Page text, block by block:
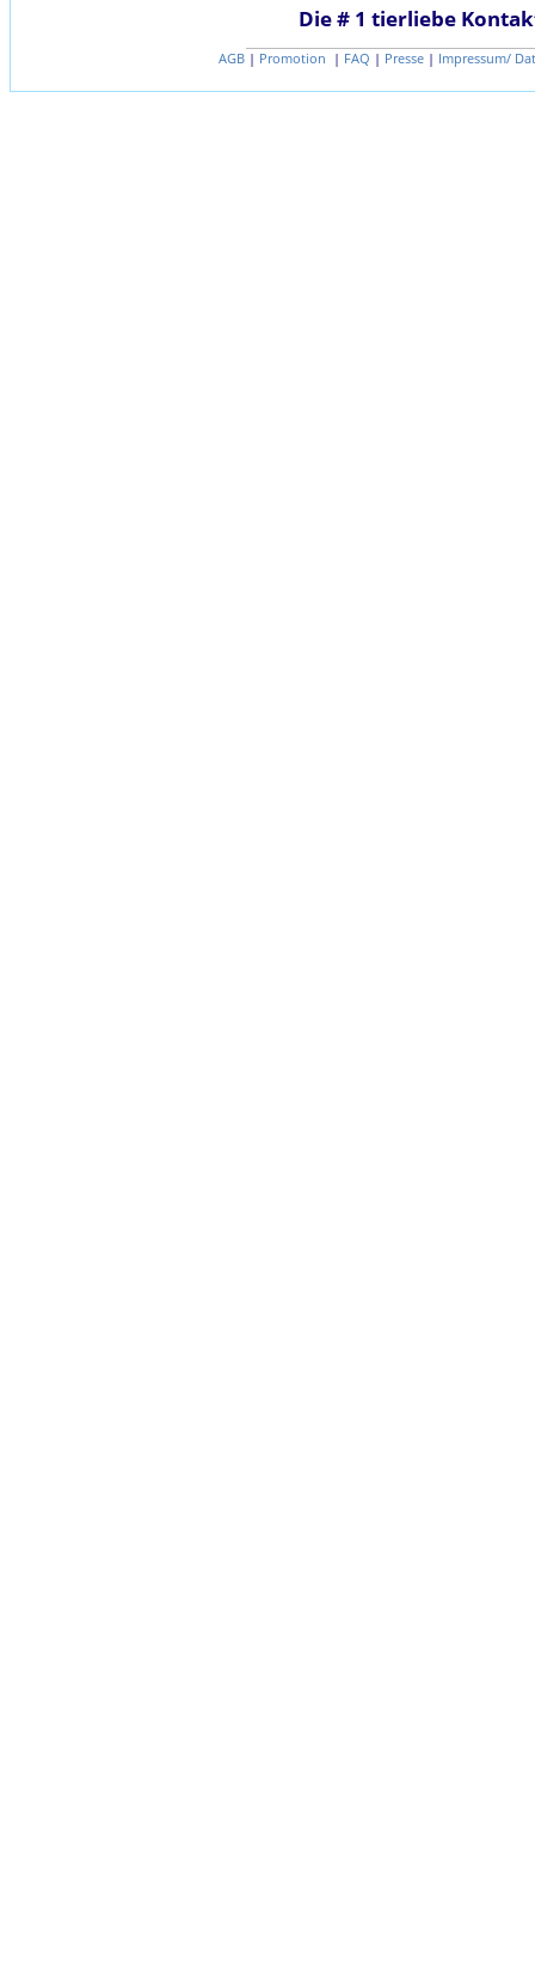
Die # 1 tierliebe
AGB | Promotion | FAQ | Presse | Impressum/